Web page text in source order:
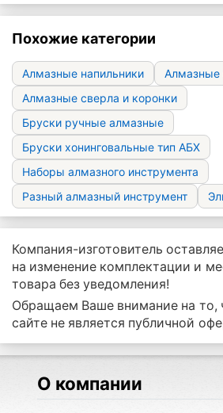
Похожие категории
Алмазные напильники
Алмазные
Алмазные сверла и коронки
Бруски ручные алмазные
Бруски хонинговальные тип АБХ
Наборы алмазного инструмента
Разный алмазный инструмент
Компания-изготовитель
на изменение комплектации и
товара без уведомления!
Обращаем Ваше внимание на то,
сайте не является публичной
О компании